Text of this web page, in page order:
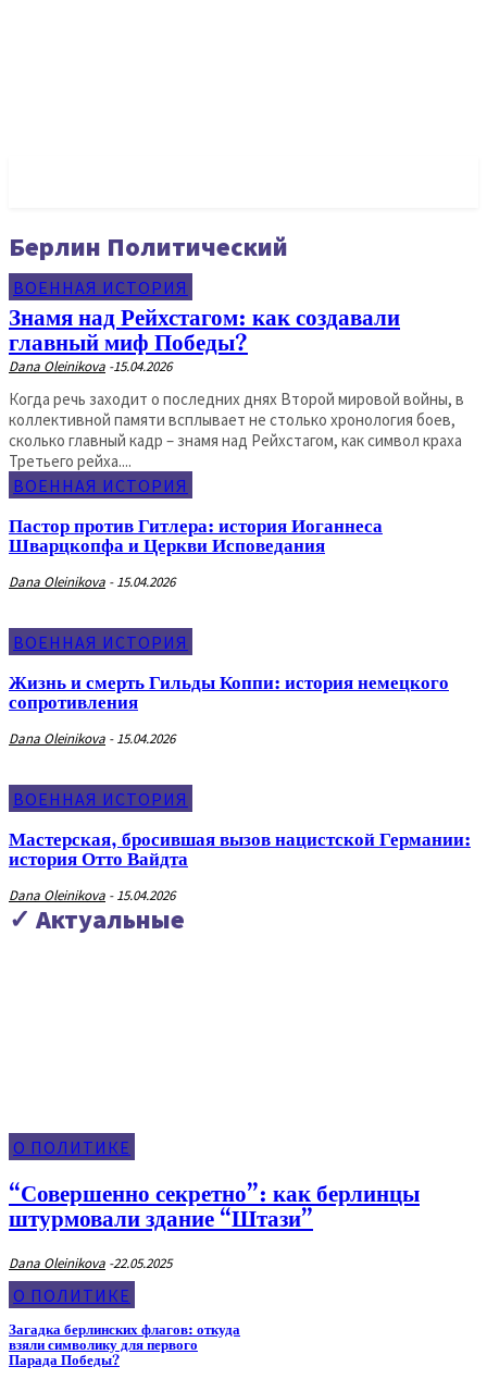
Берлин Политический
ВОЕННАЯ ИСТОРИЯ
Знамя над Рейхстагом: как создавали
главный миф Победы?
Dana Oleinikova -15.04.2026
Когда речь заходит о последних днях Второй мировой войны, в
коллективной памяти всплывает не столько хронология боев,
сколько главный кадр – знамя над Рейхстагом, как символ краха
Третьего рейха....
ВОЕННАЯ ИСТОРИЯ
Пастор против Гитлера: история Иоганнеса
Шварцкопфа и Церкви Исповедания
Dana Oleinikova - 15.04.2026
ВОЕННАЯ ИСТОРИЯ
Жизнь и смерть Гильды Коппи: история немецкого
сопротивления
Dana Oleinikova - 15.04.2026
ВОЕННАЯ ИСТОРИЯ
Мастерская, бросившая вызов нацистской Германии:
история Отто Вайдта
Dana Oleinikova - 15.04.2026
✓ Актуальные
О ПОЛИТИКЕ
“Совершенно секретно”: как берлинцы
штурмовали здание “Штази”
Dana Oleinikova -22.05.2025
О ПОЛИТИКЕ
Загадка берлинских флагов: откуда
взяли символику для первого
Парада Победы?